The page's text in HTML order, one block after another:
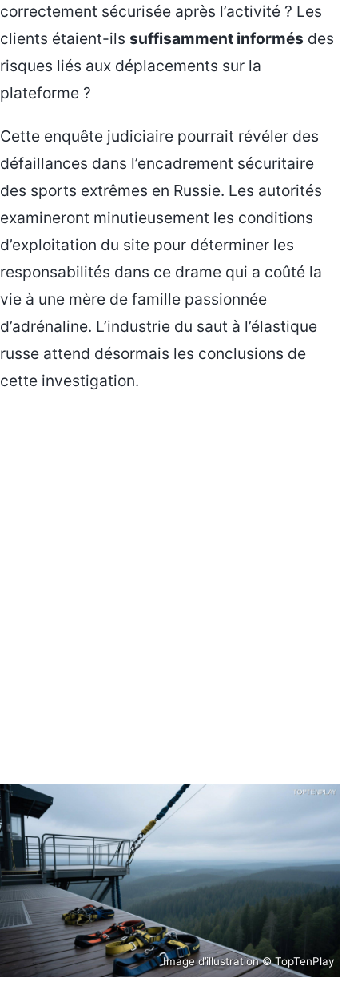
correctement sécurisée après l’activité ? Les
clients étaient-ils suffisamment informés des
risques liés aux déplacements sur la
plateforme ?
Cette enquête judiciaire pourrait révéler des
défaillances dans l’encadrement sécuritaire
des sports extrêmes en Russie. Les autorités
examineront minutieusement les conditions
d’exploitation du site pour déterminer les
responsabilités dans ce drame qui a coûté la
vie à une mère de famille passionnée
d’adrénaline. L’industrie du saut à l’élastique
russe attend désormais les conclusions de
cette investigation.
Image d’illustration © TopTenPlay